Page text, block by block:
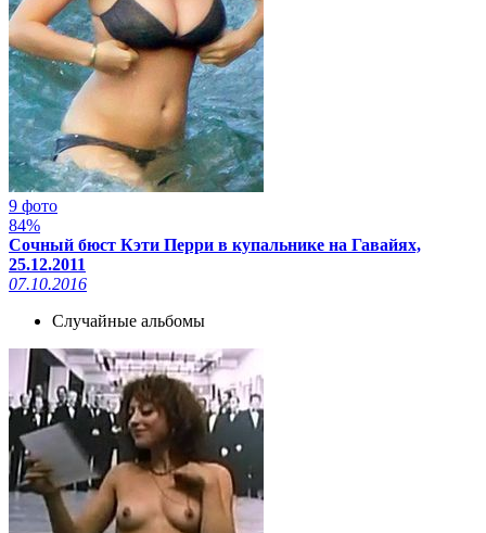
9 фото
84%
Сочный бюст Кэти Перри в купальнике на Гавайях,
25.12.2011
07.10.2016
Случайные альбомы